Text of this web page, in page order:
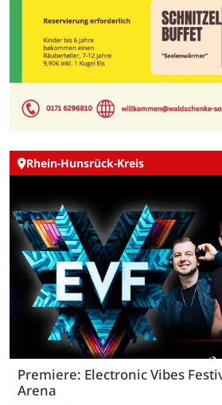
Rhein-Hunsrück-Kreis
Premiere: Electronic Vibes
Arena